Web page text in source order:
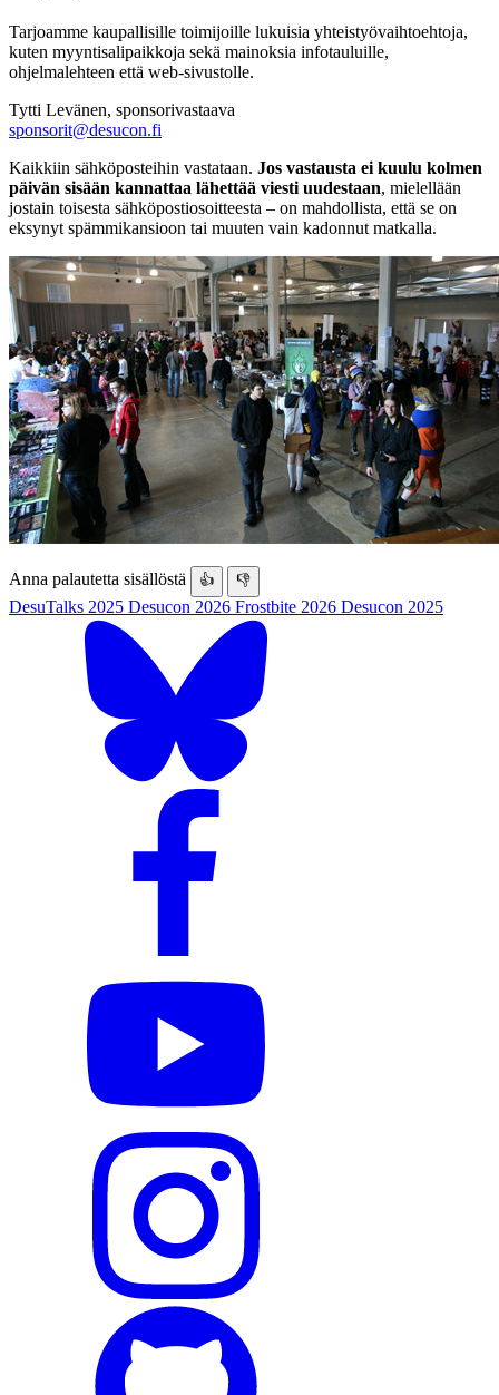
Tarjoamme kaupallisille toimijoille lukuisia yhteistyövaihtoehtoja,
kuten myyntisalipaikkoja sekä mainoksia infotauluille,
ohjelmalehteen että web-sivustolle.
Tytti Levänen, sponsorivastaava
sponsorit@desucon.fi
Kaikkiin sähköposteihin vastataan. Jos vastausta ei kuulu kolmen
päivän sisään kannattaa lähettää viesti uudestaan, mielellään
jostain toisesta sähköpostiosoitteesta – on mahdollista, että se on
eksynyt spämmikansioon tai muuten vain kadonnut matkalla.
Anna palautetta sisällöstä 👍 👎
DesuTalks 2025 Desucon 2026 Frostbite 2026 Desucon 2025